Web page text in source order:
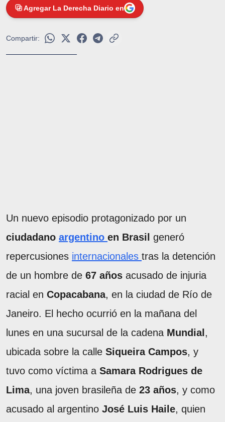
Agregar La Derecha Diario en
Compartir:
Un nuevo episodio protagonizado por un
ciudadano argentino en Brasil generó
repercusiones internacionales tras la detención
de un hombre de 67 años acusado de injuria
racial en Copacabana, en la ciudad de Río de
Janeiro. El hecho ocurrió en la mañana del
lunes en una sucursal de la cadena Mundial ,
ubicada sobre la calle Siqueira Campos, y
tuvo como víctima a Samara Rodrigues de
Lima, una joven brasileña de 23 años, y como
acusado al argentino José Luis Haile, quien